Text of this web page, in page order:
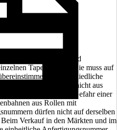
auf die Artikel- und
Tapetenrollen. Sie muss auf
Unterschiedliche
dass die Rollen nicht aus
Dann besteht die Gefahr einer
aus Rollen mit
dürfen nicht auf derselben
Verkauf in den Märkten und im